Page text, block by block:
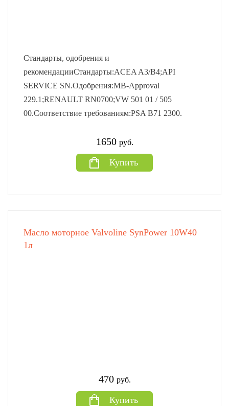
Стандарты, одобрения и
рекомендацииСтандарты:ACEA A3/B4;API
SERVICE SN.Одобрения:MB-Approval
229.1;RENAULT RN0700;VW 501 01 / 505
00.Соответствие требованиям:PSA B71 2300.
1650 руб.
Купить
Масло моторное Valvoline SynPower 10W40
1л
470 руб.
Купить